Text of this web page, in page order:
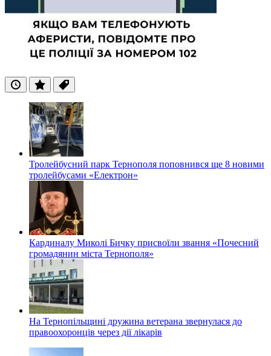
ОстанніПопулярні
Теги
Тролейбусний парк Тернополя поповнився ще 8 новими
тролейбусами «Електрон»
Кардиналу Миколі Бичку присвоїли звання «Почесний
громадянин міста Тернополя»
На Тернопільщині дружина ветерана звернулася до
правоохоронців через дії лікарів